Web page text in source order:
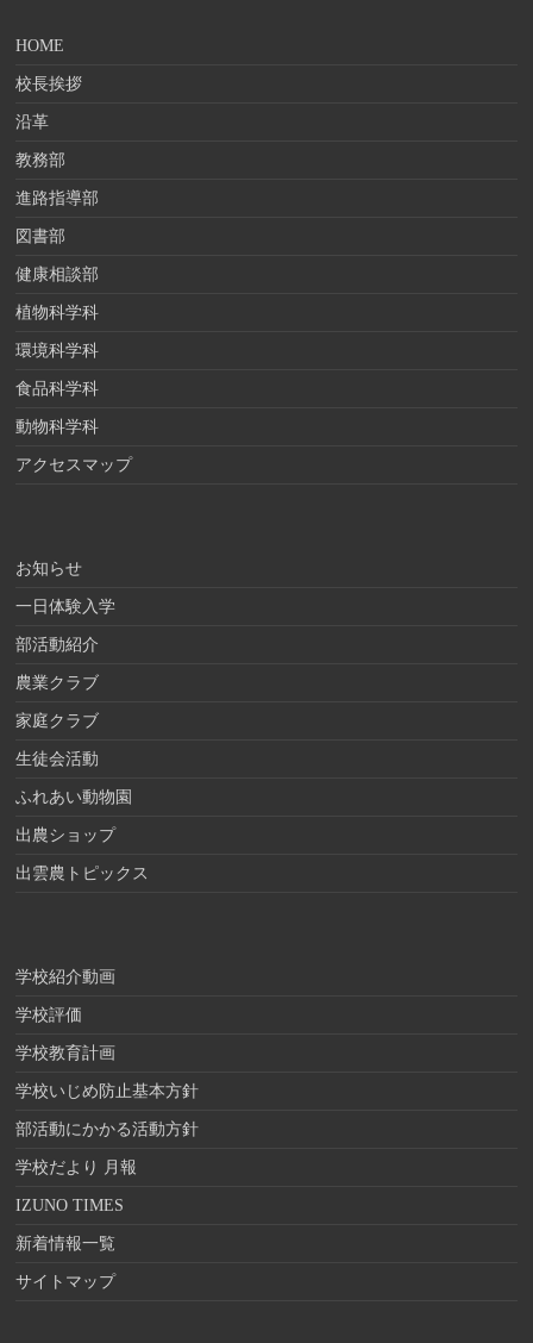
HOME
校長挨拶
沿革
教務部
進路指導部
図書部
健康相談部
植物科学科
環境科学科
食品科学科
動物科学科
アクセスマップ
お知らせ
一日体験入学
部活動紹介
農業クラブ
家庭クラブ
生徒会活動
ふれあい動物園
出農ショップ
出雲農トピックス
学校紹介動画
学校評価
学校教育計画
学校いじめ防止基本方針
部活動にかかる活動方針
学校だより 月報
IZUNO TIMES
新着情報一覧
サイトマップ